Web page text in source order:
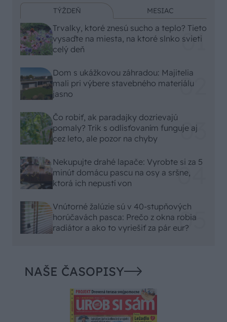
TÝŽDEŇ MESIAC
Trvalky, ktoré znesú sucho a teplo? Tieto
vysaďte na miesta, na ktoré slnko svieti
celý deň
Dom s ukážkovou záhradou: Majitelia
mali pri výbere stavebného materiálu
jasno
Čo robiť, ak paradajky dozrievajú
pomaly? Trik s odlisťovaním funguje aj
cez leto, ale pozor na chyby
Nekupujte drahé lapače: Vyrobte si za 5
minút domácu pascu na osy a sršne,
ktorá ich nepustí von
Vnútorné žalúzie sú v 40-stupňových
horúčavách pasca: Prečo z okna robia
radiátor a ako to vyriešiť za pár eur?
NAŠE ČASOPISY